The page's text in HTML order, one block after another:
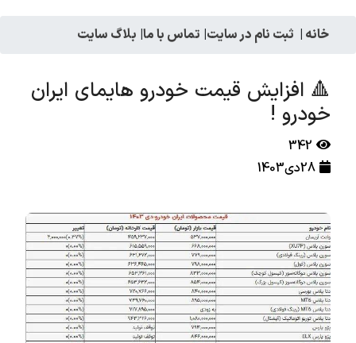
خانه | ثبت نام در سایت| تماس با ما| بلاگ سایت
🔺 افزایش قیمت خودرو هایمای ایران
خودرو !
342
28دی1403